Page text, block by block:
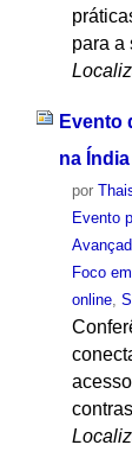
para a
Evento
na Índia
por
Evento
Foco
online,